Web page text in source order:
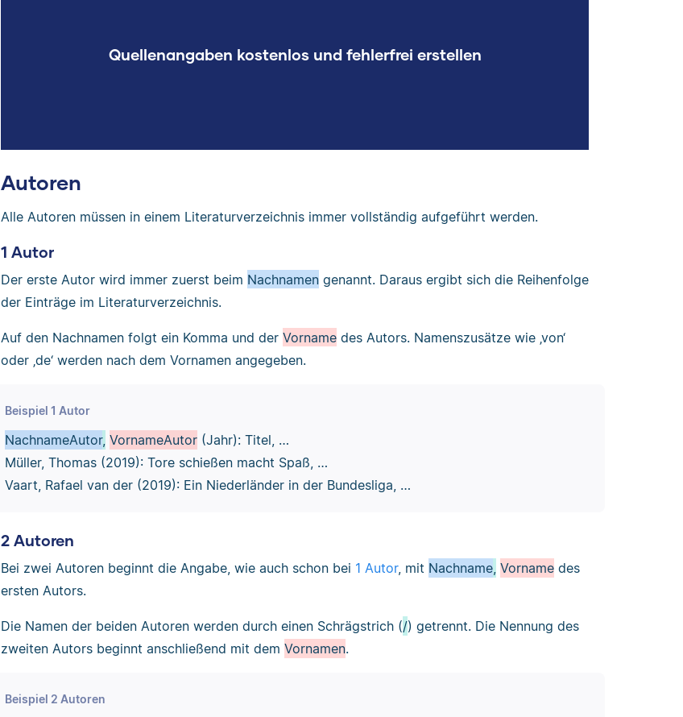
Quellenangaben kostenlos und fehlerfrei erstellen
Autoren
Alle Autoren müssen in einem Literaturverzeichnis immer vollständig aufgeführt werden.
1 Autor
Der erste Autor wird immer zuerst beim Nachnamen genannt. Daraus ergibt sich die Reihenfolge
der Einträge im Literaturverzeichnis.
Auf den Nachnamen folgt ein Komma und der Vorname des Autors. Namenszusätze wie ‚von‘
oder ‚de‘ werden nach dem Vornamen angegeben.
Beispiel 1 Autor
NachnameAutor, VornameAutor(Jahr): Titel, …
Müller, Thomas (2019): Tore schießen macht Spaß, …
Vaart, Rafael van der (2019): Ein Niederländer in der Bundesliga, …
2 Autoren
Bei zwei Autoren beginnt die Angabe, wie auch schon bei 1 Autor, mit Nachname Vorname des
ersten Autors.
Die Namen der beiden Autoren werden durch einen Schrägstrich (/) getrennt. Die Nennung des
zweiten Autors beginnt anschließend mit dem Vornamen.
Beispiel 2 Autoren